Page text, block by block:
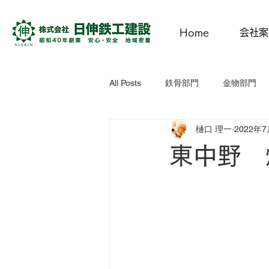
Home 会社
All Posts 鉄骨部門 金物部門
にっしん子どもひろば CSR活
東中野
樋口 理一 2022年7